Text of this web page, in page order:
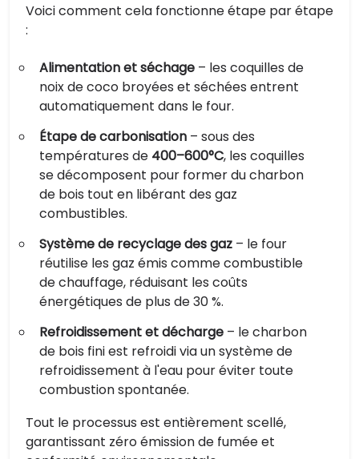
Voici comment cela fonctionne étape par étape
:
Alimentation et séchage – les coquilles de
noix de coco broyées et séchées entrent
automatiquement dans le four.
Étape de carbonisation – sous des
températures de 400–600°C, les coquilles
se décomposent pour former du charbon
de bois tout en libérant des gaz
combustibles.
Système de recyclage des gaz – le four
réutilise les gaz émis comme combustible
de chauffage, réduisant les coûts
énergétiques de plus de 30 %.
Refroidissement et décharge – le charbon
de bois fini est refroidi via un système de
refroidissement à l'eau pour éviter toute
combustion spontanée.
Tout le processus est entièrement scellé,
garantissant zéro émission de fumée et